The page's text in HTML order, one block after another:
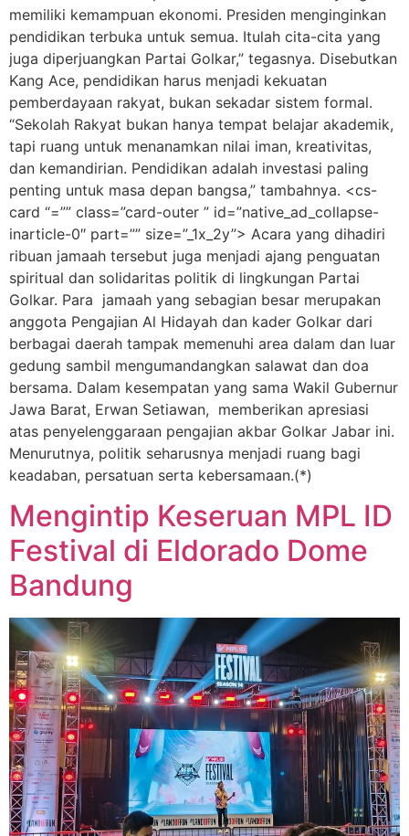
memiliki kemampuan ekonomi. Presiden menginginkan
pendidikan terbuka untuk semua. Itulah cita-cita yang
juga diperjuangkan Partai Golkar,” tegasnya. Disebutkan
Kang Ace, pendidikan harus menjadi kekuatan
pemberdayaan rakyat, bukan sekadar sistem formal.
“Sekolah Rakyat bukan hanya tempat belajar akademik,
tapi ruang untuk menanamkan nilai iman, kreativitas,
dan kemandirian. Pendidikan adalah investasi paling
penting untuk masa depan bangsa,” tambahnya. <cs-
card “=”” class=”card-outer ” id=”native_ad_collapse-
inarticle-0″ part=”” size=”_1x_2y”> Acara yang dihadiri
ribuan jamaah tersebut juga menjadi ajang penguatan
spiritual dan solidaritas politik di lingkungan Partai
Golkar. Para jamaah yang sebagian besar merupakan
anggota Pengajian Al Hidayah dan kader Golkar dari
berbagai daerah tampak memenuhi area dalam dan luar
gedung sambil mengumandangkan salawat dan doa
bersama. Dalam kesempatan yang sama Wakil Gubernur
Jawa Barat, Erwan Setiawan, memberikan apresiasi
atas penyelenggaraan pengajian akbar Golkar Jabar ini.
Menurutnya, politik seharusnya menjadi ruang bagi
keadaban, persatuan serta kebersamaan.(*)
Mengintip Keseruan MPL ID
Festival di Eldorado Dome
Bandung